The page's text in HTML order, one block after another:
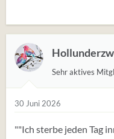
Sehr aktives
30 Juni 2026
""Ich sterbe jeden Tag